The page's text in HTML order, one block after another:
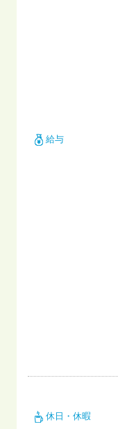
給与
休日・休暇